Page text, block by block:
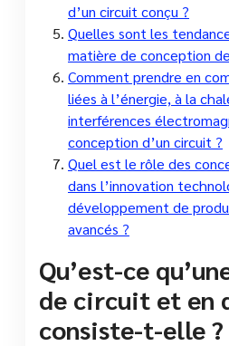
d’un circuit conçu ?
Quelles sont les
matière de conception
Comment prendre en
liées à l’énergie, à la
interférences
conception d’un circuit ?
Quel est le rôle des
dans l’innovation
développement de
avancés ?
Qu’est-ce
de circuit et en
consiste-t-elle ?